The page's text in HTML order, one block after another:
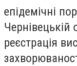
епідемічні
Чернівецькій
реєстрація